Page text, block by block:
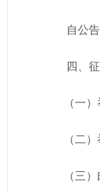
自公
四、
（一
（二
（三